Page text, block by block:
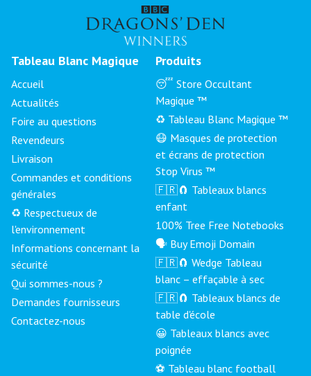
Tableau Blanc Magique
Accueil
Actualités
Foire au questions
Revendeurs
Livraison
Commandes et conditions
générales
♻️ Respectueux de
l'environnement
Informations concernant la
sécurité
Qui sommes-nous ?
Demandes fournisseurs
Contactez-nous
Produits
😴 Store Occultant
Magique ™
♻️ Tableau Blanc Magique ™
😷 Masques de protection
et écrans de protection
Stop Virus ™
🇫🇷🧲 Tableaux blancs
enfant
100% Tree Free Notebooks
🗣 Buy Emoji Domain
🇫🇷🧲 Wedge Tableau
blanc – effaçable à sec
🇫🇷🧲 Tableaux blancs de
table d'école
😀 Tableaux blancs avec
poignée
⚽ Tableau blanc football